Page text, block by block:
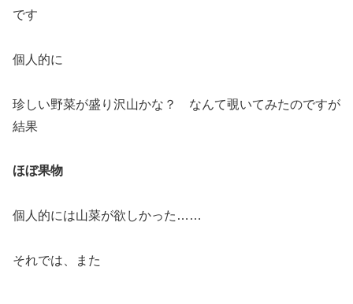
です
個人的に
珍しい野菜が盛り沢山かな？ なんて覗いてみたのですが
結果
ほぼ果物
個人的には山菜が欲しかった……
それでは、また